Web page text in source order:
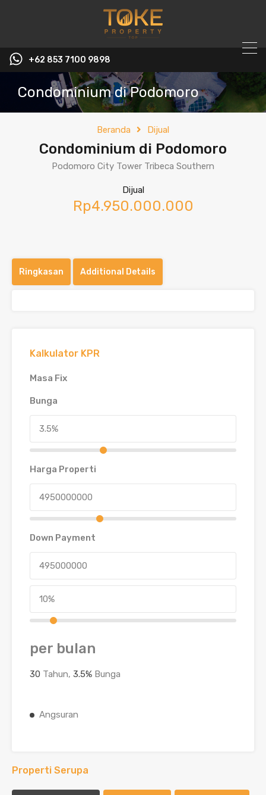
+62 853 7100 9898‬
Condominium di Podomoro
Beranda Dijual
Condominium di Podomoro
Podomoro City Tower Tribeca Southern
Dijual
Rp4.950.000.000
Ringkasan Additional Details
Kalkulator KPR
Masa Fix
Bunga
Harga Properti
Down Payment
per bulan
30 Tahun, 3.5% Bunga
Angsuran
Properti Serupa